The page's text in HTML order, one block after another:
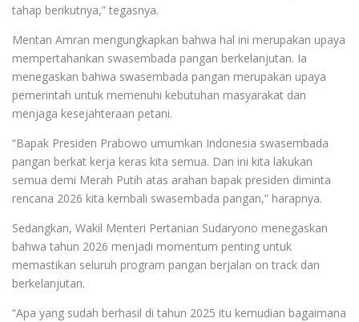
tahap berikutnya,” tegasnya.
Mentan Amran mengungkapkan bahwa hal ini merupakan upaya
mempertahankan swasembada pangan berkelanjutan. Ia
menegaskan bahwa swasembada pangan merupakan upaya
pemerintah untuk memenuhi kebutuhan masyarakat dan
menjaga kesejahteraan petani.
“Bapak Presiden Prabowo umumkan Indonesia swasembada
pangan berkat kerja keras kita semua. Dan ini kita lakukan
semua demi Merah Putih atas arahan bapak presiden diminta
rencana 2026 kita kembali swasembada pangan,” harapnya.
Sedangkan, Wakil Menteri Pertanian Sudaryono menegaskan
bahwa tahun 2026 menjadi momentum penting untuk
memastikan seluruh program pangan berjalan on track dan
berkelanjutan.
“Apa yang sudah berhasil di tahun 2025 itu kemudian bagaimana